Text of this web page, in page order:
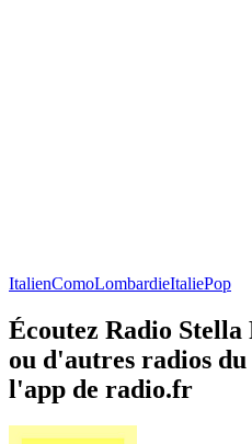
ItalienComoLombardieItaliePop
Écoutez Radio
ou d'autres radios
l'app de radio.fr